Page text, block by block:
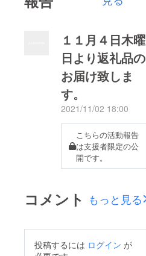
１１月４日木曜
日より返礼品の
お届け致しま
す。
2021/11/02 18:00
こちらの活動報告
は支援者限定の公
開です。
コメント もっと見る
投稿するには ログイン が